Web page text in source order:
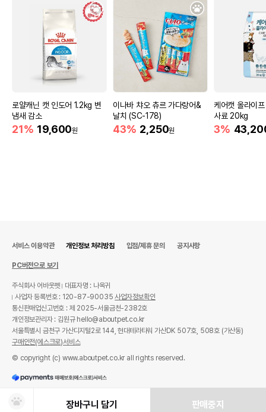
상품 필수 정보
품명 및 모델명
법에 의한 인증,허가 등을
받았음을 확인할수 있는
경우 그에 대한 사항
상세페이지 참조
제조국 또는 원산지
제조자,수입품의 경우
수입자를 함께 표기
또는 소비자상담 관련
어바웃펫//1644-9601
로얄캐닌 캣 인도어 1.2kg 변
냄새 감소
21% 19,600원
이나바 챠오 츄르 가다랑어&
날치 (SC-178)
43% 2,250원
케어캣 올라이
사료 20kg
3%
장바구니 담기 판매중지
서비스 이용약관 개인정보 처리방침 입점/제휴 문의 공지사항
PC버전으로 보기
주식회사 어바웃펫
대표자명 : 나옥귀
사업자 등록번호 : 120-87-90035사업자정보확인
통신판매업신고번호 : 제 2025-서울금천-2382호
개인정보관리자 : 김원규 hello@aboutpet.co.kr
서울특별시 금천구 가산디지털2로 144, 현대테라타워 가산DK 507호, 508호 (가산동)
구매안전(에스크로)서비스
© copyright (c) www.aboutpet.co.kr all rights reserved.